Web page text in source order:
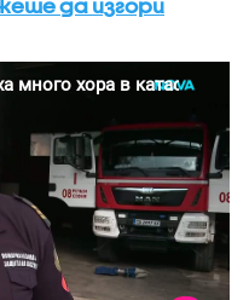
да изгори